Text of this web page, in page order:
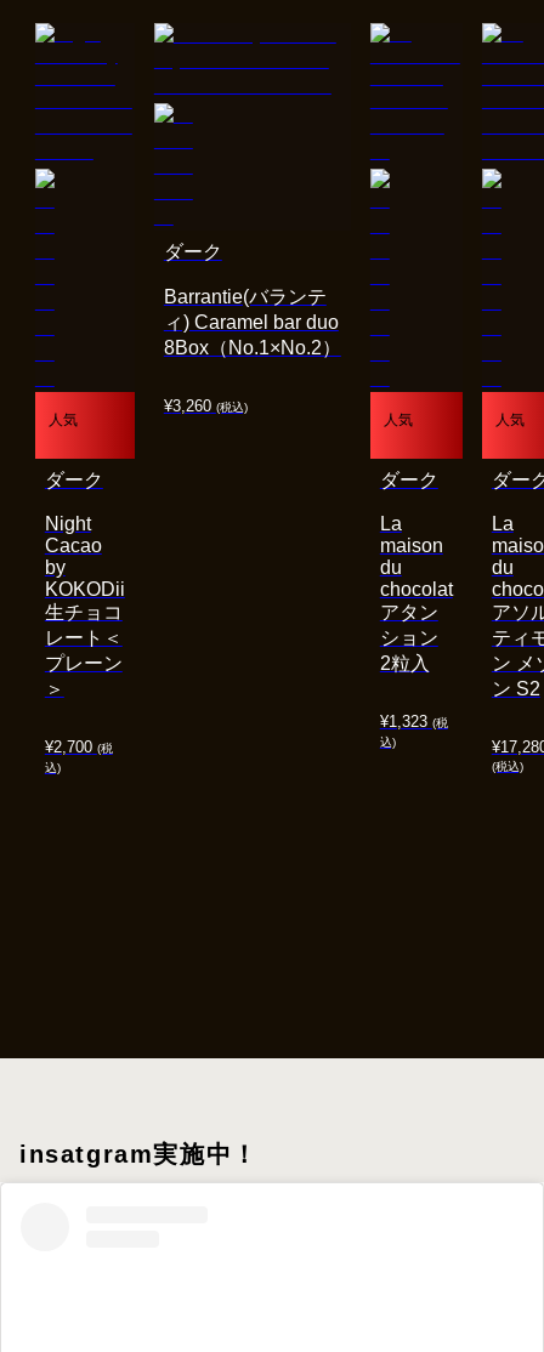
人気
¥2,700 (税
込)
Night
Cacao
by
KOKODii
生チョコ
レート＜
プレーン
＞
ダーク
¥3,260 (税込)
Barrantie(バランテ
ィ) Caramel bar duo
8Box（No.1×No.2）
ダーク
人気
¥1,323 (税
込)
La
maison
du
chocolat
アタン
ション
2粒入
ダーク
人気
¥
(税込)
La
du
アソ
ティ
ン メ
ン S2
ダー
insatgram実施中！